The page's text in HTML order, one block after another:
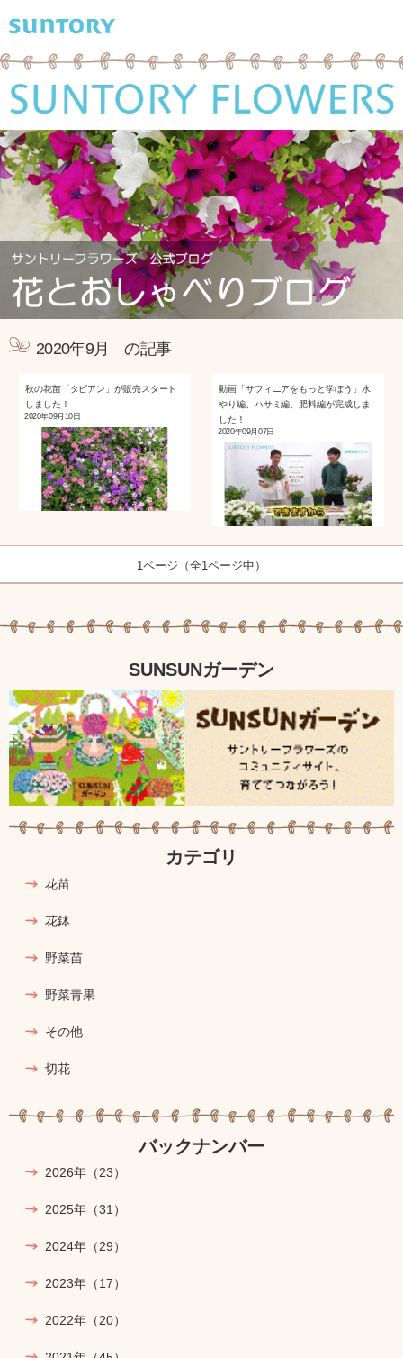
2020年9月 の記事
秋の花苗「タピアン」が販売スタート
しました！
2020年09月10日
動画「サフィニアをもっと学ぼう」水
やり編、ハサミ編、肥料編が完成しま
した！
2020年09月07日
1ページ（全1ページ中）
SUNSUNガーデン
カテゴリ
花苗
花鉢
野菜苗
野菜青果
その他
切花
バックナンバー
2026年 （23）
2025年 （31）
2024年 （29）
2023年 （17）
2022年 （20）